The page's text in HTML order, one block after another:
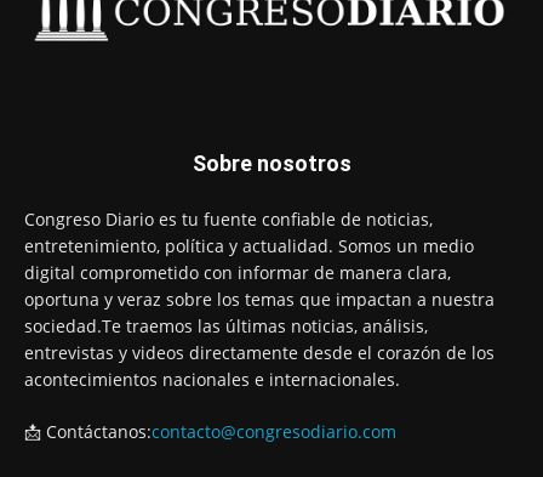
Sobre nosotros
Congreso Diario es tu fuente confiable de noticias,
entretenimiento, política y actualidad. Somos un medio
digital comprometido con informar de manera clara,
oportuna y veraz sobre los temas que impactan a nuestra
sociedad.Te traemos las últimas noticias, análisis,
entrevistas y videos directamente desde el corazón de los
acontecimientos nacionales e internacionales.
📩 Contáctanos:contacto@congresodiario.com